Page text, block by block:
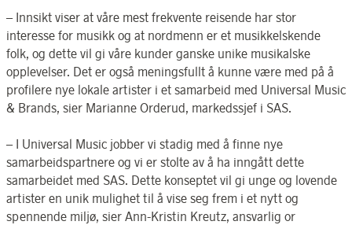
– Innsikt viser at våre mest frekvente reisende har stor
interesse for musikk og at nordmenn er et musikkelskende
folk, og dette vil gi våre kunder ganske unike musikalske
opplevelser. Det er også meningsfullt å kunne være med på å
profilere nye lokale artister i et samarbeid med Universal Music
& Brands, sier Marianne Orderud, markedssjef i SAS.
– I Universal Music jobber vi stadig med å finne nye
samarbeidspartnere og vi er stolte av å ha inngått dette
samarbeidet med SAS. Dette konseptet vil gi unge og lovende
artister en unik mulighet til å vise seg frem i et nytt og
spennende miljø, sier Ann-Kristin Kreutz, ansvarlig or